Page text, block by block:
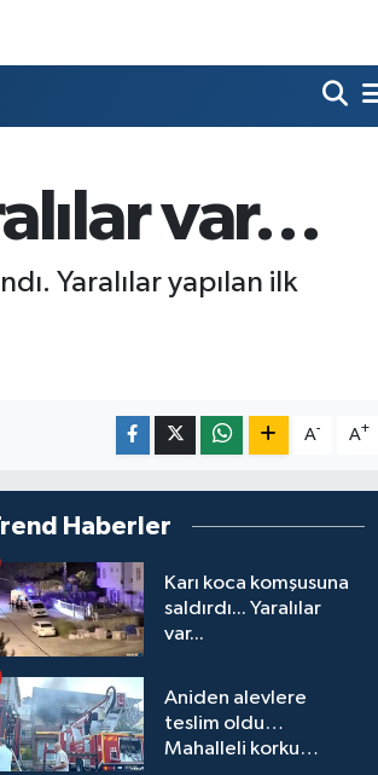
var…
Yaralılar yapılan ilk
A- A+
Haberler
Karı koca komşusuna
saldırdı... Yaralılar
var...
Aniden alevlere
teslim oldu…
Mahalleli korku